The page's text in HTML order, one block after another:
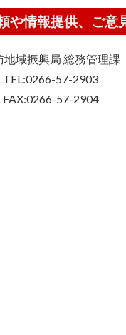
や情報提供、ご意
地域振興局 総務管理課
TEL:0266-57-2903
FAX:0266-57-2904